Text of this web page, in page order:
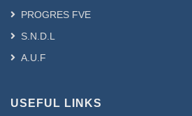
PROGRES FVE
S.N.D.L
A.U.F
USEFUL LINKS